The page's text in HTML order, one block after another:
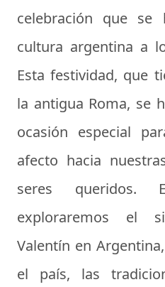
celebración que
cultura argentina a
Esta festividad, que
la antigua Roma, se
ocasión especial
afecto hacia
seres queridos.
exploraremos el
Valentín en
el país, las